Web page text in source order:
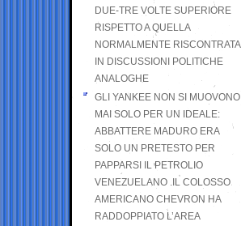
DUE-TRE VOLTE SUPERIORE
RISPETTO A QUELLA
NORMALMENTE RISCONTRATA
IN DISCUSSIONI POLITICHE
ANALOGHE
GLI YANKEE NON SI MUOVONO
MAI SOLO PER UN IDEALE:
ABBATTERE MADURO ERA
SOLO UN PRETESTO PER
PAPPARSI IL PETROLIO
VENEZUELANO .IL COLOSSO
AMERICANO CHEVRON HA
RADDOPPIATO L’AREA